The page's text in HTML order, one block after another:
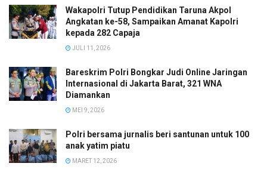
Wakapolri Tutup Pendidikan Taruna Akpol
Angkatan ke-58, Sampaikan Amanat Kapolri
kepada 282 Capaja
JULI 11, 2026
Bareskrim Polri Bongkar Judi Online Jaringan
Internasional di Jakarta Barat, 321 WNA
Diamankan
MEI 9, 2026
Polri bersama jurnalis beri santunan untuk 100
anak yatim piatu
MARET 12, 2026